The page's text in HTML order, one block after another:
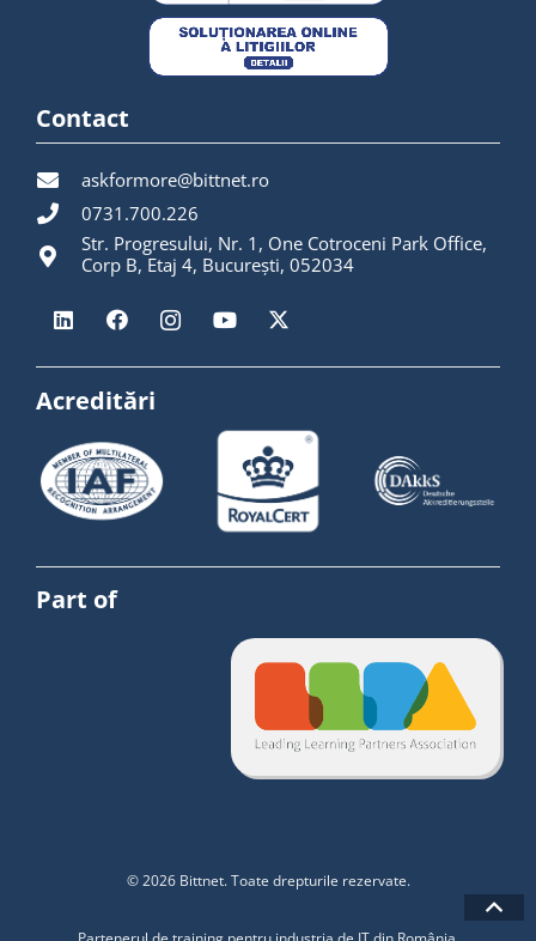
Contact
askformore@bittnet.ro
0731.700.226
Str. Progresului, Nr. 1, One Cotroceni Park Office,
Corp B, Etaj 4, București, 052034
Acreditări
Part of
© 2026 Bittnet. Toate drepturile rezervate.